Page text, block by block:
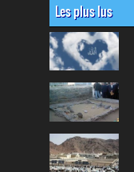
Les plus lus